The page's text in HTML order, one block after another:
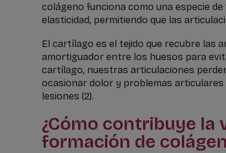
colágeno funciona como una especie
elasticidad, permitiendo que las
El cartílago es el tejido que recubre las
amortiguador entre los huesos para
cartílago, nuestras articulaciones
ocasionar dolor y problemas articulares
lesiones (2).
¿Cómo contribuye la
formación de